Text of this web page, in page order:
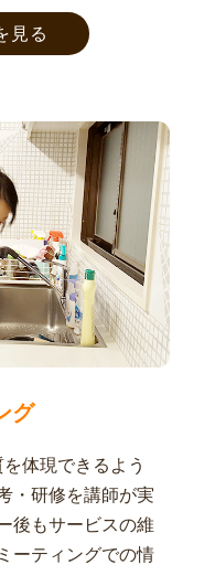
見る
グ
体現できるよう
・研修を講師が実
後もサービスの維
ーティングでの情